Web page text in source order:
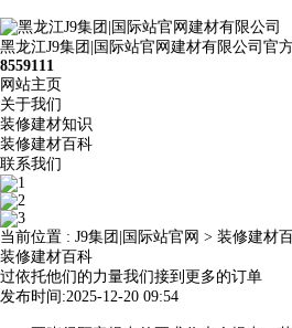
黑龙江J9集团|国际站官网建材有限公司官
8559111
网站主页
关于我们
装修建材知识
装修建材百科
联系我们
当前位置 : J9集团|国际站官网 > 装修建材
装修建材百科
过依托他们的力量我们接到更多的订单
发布时间:2025-12-20 09:54